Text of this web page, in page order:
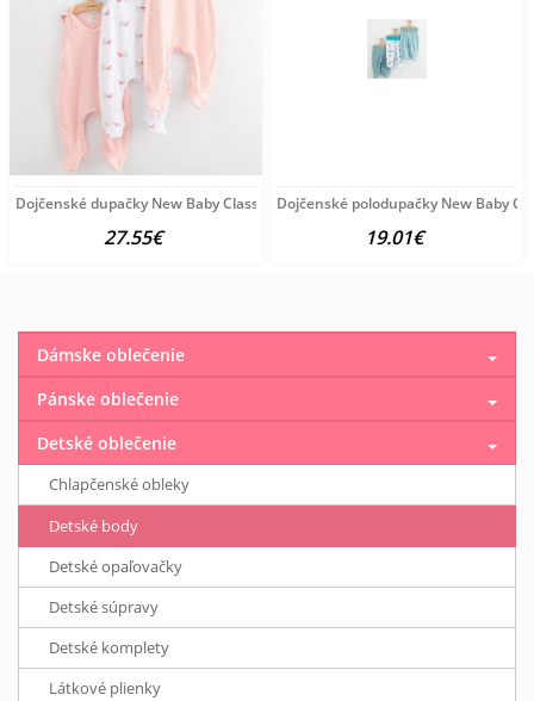
Dojčenské dupačky New Baby Classic II 3ks girl ružová
27.55€
Dojčenské polodupačky New Baby
19.01€
Dámske oblečenie
Pánske oblečenie
Detské oblečenie
Chlapčenské obleky
Detské body
Detské opaľovačky
Detské súpravy
Detské komplety
Látkové plienky